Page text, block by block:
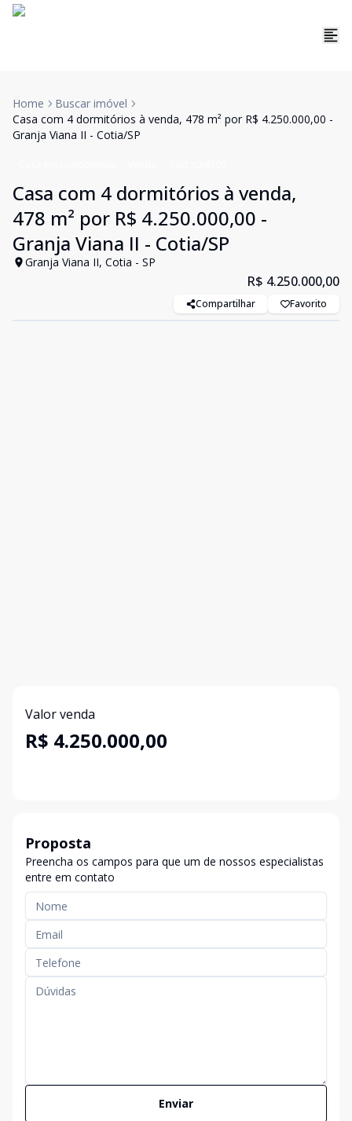
Home
Buscar imóvel
Casa com 4 dormitórios à venda, 478 m² por R$ 4.250.000,00 -
Granja Viana II - Cotia/SP
Casa com 4 dormitórios à venda,
478 m² por R$ 4.250.000,00 -
Granja Viana II - Cotia/SP
Granja Viana II, Cotia - SP
R$ 4.250.000,00
Compartilhar Favorito
Valor venda
R$ 4.250.000,00
Proposta
Preencha os campos para que um de nossos especialistas
entre em contato
Enviar